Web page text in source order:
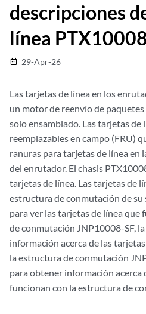
descripciones
línea
date_range 29-Apr-26
Las tarjetas de línea en los
un motor de reenvío de
solo ensamblado. Las tarjetas de
reemplazables en campo (FRU)
ranuras para tarjetas de línea en
del enrutador. El chasis
tarjetas de línea. Las tarjetas de
estructura de conmutación de su
para ver las tarjetas de línea que
de conmutación JNP10008-SF, la
información acerca de las
la estructura de conmutación
para obtener información acerca
funcionan con la estructura de